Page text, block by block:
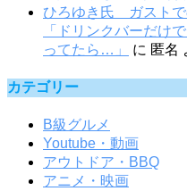
ひろゆき氏 ガストで
「ドリンクバーだけ
ってたら…」
に 匿名
カテゴリー
B級グルメ
Youtube・動画
アウトドア・BBQ
アニメ・映画